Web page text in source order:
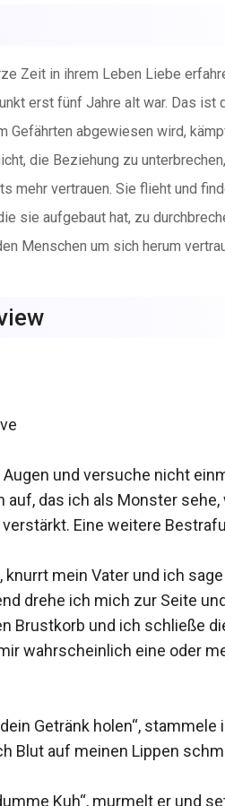
Zeit in ihrem Leben Liebe
erst fünf Jahre alt war. Das ist
Gefährten abgewiesen wird,
die Beziehung zu
mehr vertrauen. Sie flieht und
sie aufgebaut hat, zu
Menschen um sich herum
und versuche nicht
auf, das ich als Monster
Eine weitere
knurrt mein Vater und ich
drehe ich mich zur Seite
Brustkorb und ich schließe
wahrscheinlich eine oder
Getränk holen“,
Blut auf meinen Lippen
Kuh“, murmelt er und